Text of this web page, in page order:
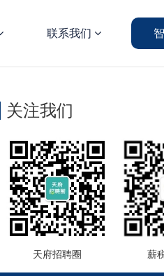
联系我们
关注我们
天府招聘圈 薪